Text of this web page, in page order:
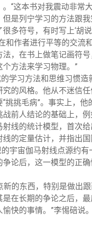
“这本书对我震动非常
但是列宁学习的方法跟
多符号，有时写上‘胡
和作者进行平等的交流
法，在书上做笔记画符
方法来学习物理。”
学习方法和思维习惯造
究的风格。他从不迷信
挑挑毛病”。事实上，他
战前人结论的基础上，
线的统计模型，首次
线的定量估计，并指出
宇宙伽马射线点源约有
论后，这一模型的正确
新的东西，特别是做出
是在长期的争论之后，
快的事情。”李惕碚说。